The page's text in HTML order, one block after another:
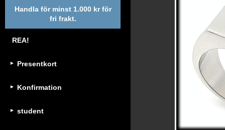
Handla för minst 1.000 kr för
fri frakt.
REA!
Presentkort
Konfirmation
student